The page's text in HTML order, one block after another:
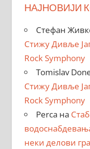
НАЈНОВИЈИ
Стефан
Стижу Дивље
Rock Symphony
Tomislav
Стижу Дивље
Rock Symphony
Perca на
неки делови